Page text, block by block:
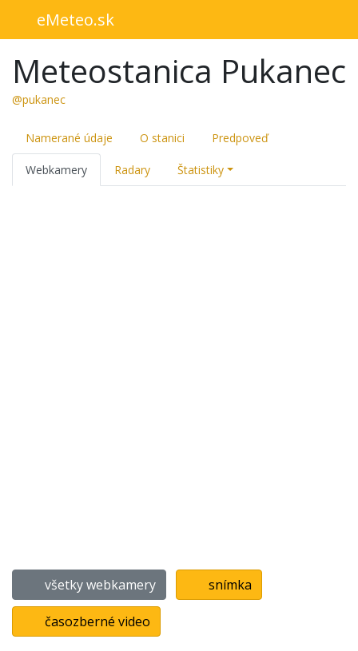
eMeteo.sk
Meteostanica Pukanec
@pukanec
Namerané údaje O stanici Predpoveď
Webkamery Radary Štatistiky
všetky webkamery snímka
časozberné video